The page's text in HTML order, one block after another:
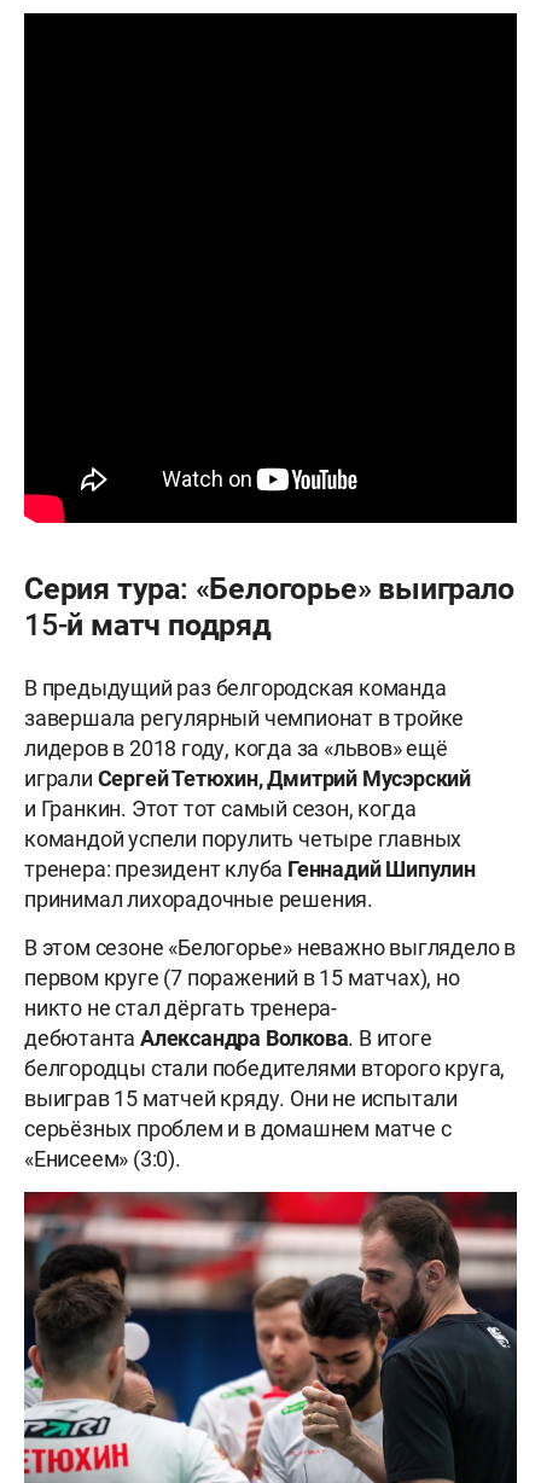
Серия тура: «Белогорье» выиграло
15-й матч подряд
В предыдущий раз белгородская команда
завершала регулярный чемпионат в тройке
лидеров в 2018 году, когда за «львов» ещё
играли Сергей Тетюхин, Дмитрий Мусэрский
и Гранкин. Этот тот самый сезон, когда
командой успели порулить четыре главных
тренера: президент клуба Геннадий Шипулин
принимал лихорадочные решения.
В этом сезоне «Белогорье» неважно выглядело в
первом круге (7 поражений в 15 матчах), но
никто не стал дёргать тренера-
дебютанта Александра Волкова. В итоге
белгородцы стали победителями второго круга,
выиграв 15 матчей кряду. Они не испытали
серьёзных проблем и в домашнем матче с
«Енисеем» (3:0).